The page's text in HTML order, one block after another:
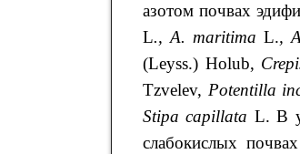
азотом почвах
L., A. maritimaL.,
(Leyss.) Holub,
Tzvelev, Potentilla
Stipa capillata L. В
слабокислых